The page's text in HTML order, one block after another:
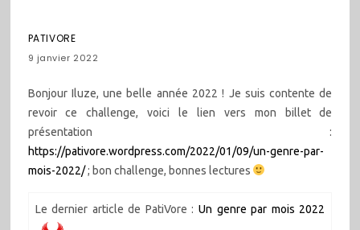
PATIVORE
9 janvier 2022
Bonjour Iluze, une belle année 2022 ! Je suis contente de
revoir ce challenge, voici le lien vers mon billet de
présentation :
https://pativore.wordpress.com/2022/01/09/un-genre-par-
mois-2022/; bon challenge, bonnes lectures
Le dernier article de PatiVore :Un genre par mois 2022